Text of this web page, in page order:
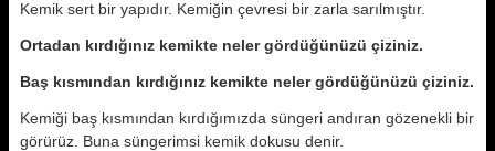
Kemik sert bir yapıdır. Kemiğin çevresi bir zarla sarılmıştır.
Ortadan kırdığınız kemikte neler gördüğünüzü çiziniz.
Baş kısmından kırdığınız kemikte neler gördüğünüzü çiziniz.
Kemiği baş kısmından kırdığımızda süngeri andıran gözenekli bir
görürüz. Buna süngerimsi kemik dokusu denir.